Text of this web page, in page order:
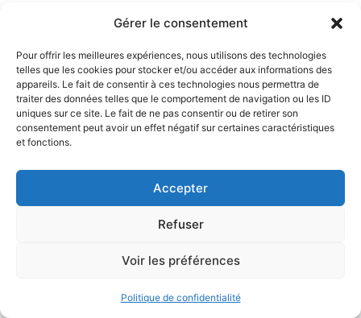
Gérer le consentement
Pour offrir les meilleures expériences, nous utilisons des technologies
telles que les cookies pour stocker et/ou accéder aux informations des
appareils. Le fait de consentir à ces technologies nous permettra de
traiter des données telles que le comportement de navigation ou les ID
uniques sur ce site. Le fait de ne pas consentir ou de retirer son
consentement peut avoir un effet négatif sur certaines caractéristiques
et fonctions.
Accepter
Refuser
Voir les préférences
Politique de confidentialité
Recevez Contrepoints
Soutenez Contrepoints
Les sites de l'IREF
fr.irefeurope.org
Mentions légales